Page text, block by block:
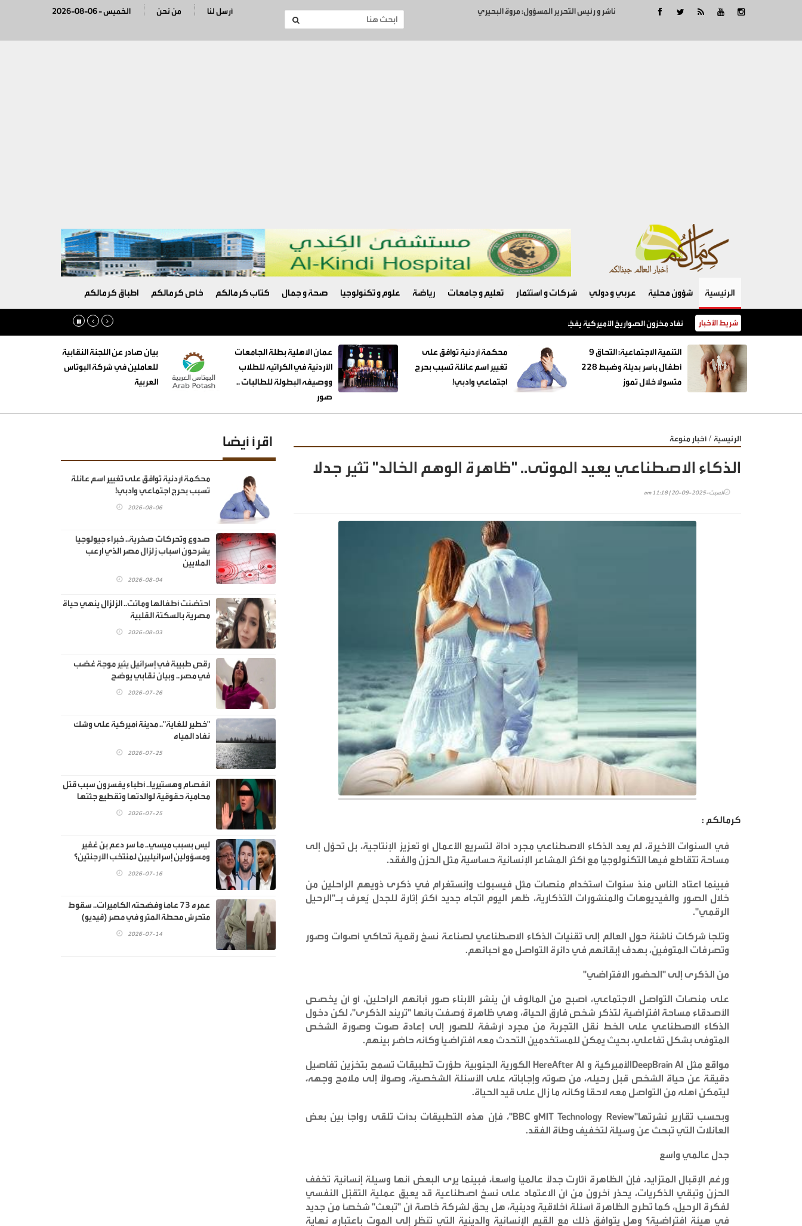
ناشر و رئيس التحرير المسؤول: مروة البحيري 2026-08-06 - الخميس من نحن أرسل لنا
الرئيسية شؤون محلية عربي و دولي شركات و استثمار تعليم و جامعات رياضة علوم و تكنولوجيا صحة و جمال كتاب كرمالكم خاص كرمالكم اطباق كرمالكم
شريط الأخبار نفاد مخزون الصواريخ الأميركية يفجّر خلافًا بين ترامب والبنتاغون
‏التنمية الاجتماعية: التحاق 9
أطفال بأسر بديلة وضبط 228
متسولا خلال تموز
محكمة أردنية توافق على
تغيير اسم عائلة تسبب بحرج
اجتماعي وادبي!
عمان الاهلية بطلة الجامعات
الأردنية في الكراتيه للطلاب
ووصيفه البطولة للطالبات ..
صور
بيان صادر عن اللجنة النقابية
للعاملين في شركة البوتاس
العربية
الرئيسية / أخبار منوعة
الذكاء الاصطناعي يعيد الموتى.. "ظاهرة الوهم الخالد" تثير جدلا
السبت-2025-09-20 | 11:18 am
كرمالكم :
في السنوات الأخيرة، لم يعد الذكاء الاصطناعي مجرد أداة لتسريع الأعمال أو تعزيز الإنتاجية، بل تحوّل إلى
مساحة تتقاطع فيها التكنولوجيا مع أكثر المشاعر الإنسانية حساسية مثل الحزن والفقد.
فبينما اعتاد الناس منذ سنوات استخدام منصات مثل فيسبوك وإنستغرام في ذكرى ذويهم الراحلين من
خلال الصور والفيديوهات والمنشورات التذكارية، ظهر اليوم اتجاه جديد أكثر إثارة للجدل يُعرف بـ"الرحيل
الرقمي".
وتلجأ شركات ناشئة حول العالم إلى تقنيات الذكاء الاصطناعي لصناعة نسخ رقمية تحاكي أصوات وصور
وتصرفات المتوفين، بهدف إبقائهم في دائرة التواصل مع أحبائهم.
من الذكرى إلى "الحضور الافتراضي"
على منصات التواصل الاجتماعي، أصبح من المألوف أن ينشر الأبناء صور آبائهم الراحلين، أو أن يخصص
الأصدقاء مساحة افتراضية لتذكر شخص فارق الحياة، وهي ظاهرة وُصفت بأنها "تريند الذكرى"، لكن دخول
الذكاء الاصطناعي على الخط نقل التجربة من مجرد أرشفة للصور إلى إعادة صوت وصورة الشخص
المتوفى بشكل تفاعلي، بحيث يمكن للمستخدمين التحدث معه افتراضياً وكأنه حاضر بينهم.
مواقع مثل
الأميركية وDeepBrain AI
الكورية الجنوبية طوّرت تطبيقات تسمح بتخزين تفاصيل
دقيقة عن حياة الشخص قبل رحيله، من صوته وإجاباته على الأسئلة الشخصية، وصولاً إلى ملامح وجهه،
ليتمكن أهله من التواصل معه لاحقاً وكأنه ما زال على قيد الحياة.
وبحسب تقارير نشرتها"BBC وMIT Technology Review"
، فإن هذه التطبيقات بدأت تلقى رواجاً بين بعض
العائلات التي تبحث عن وسيلة لتخفيف وطأة الفقد.
جدل عالمي واسع
ورغم الإقبال المتزايد، فإن الظاهرة أثارت جدلاً عالمياً واسعاً، فبينما يرى البعض أنها وسيلة إنسانية تخفف
الحزن وتبقي الذكريات، يحذر آخرون من أن الاعتماد على نسخ اصطناعية قد يعيق عملية التقبّل النفسي
لفكرة الرحيل، كما تطرح الظاهرة أسئلة أخلاقية ودينية، هل يحق لشركة خاصة أن "تبعث" شخصاً من جديد
في هيئة افتراضية؟ وهل يتوافق ذلك مع القيم الإنسانية والدينية التي تنظر إلى الموت باعتباره نهاية
اقرأ أيضا
محكمة أردنية توافق على تغيير اسم عائلة
تسبب بحرج اجتماعي وادبي!
2026-08-06
صدوع وتحركات صخرية.. خبراء جيولوجيا
يشرحون أسباب زلزال مصر الذي ارعب
الملايين
2026-08-04
احتضنت أطفالها وماتت.. الزلزال ينهي حياة
مصرية بالسكتة القلبية
2026-08-03
رقص طبيبة في إسرائيل يثير موجة غضب
في مصر.. وبيان نقابي يوضح
2026-07-26
"خطير للغاية".. مدينة أميركية على وشك
نفاد المياه
2026-07-25
انفصام وهستيريا.. أطباء يفسرون سبب قتل
محامية حقوقية لوالدتها وتقطيع جثتها
2026-07-25
ليس بسبب ميسي.. ما سر دعم بن غفير
ومسؤولين إسرائيليين لمنتخب الأرجنتين؟
2026-07-16
عمره 73 عاماً وفضحته الكاميرات.. سقوط
متحرش محطة المترو في مصر (فيديو)
2026-07-14